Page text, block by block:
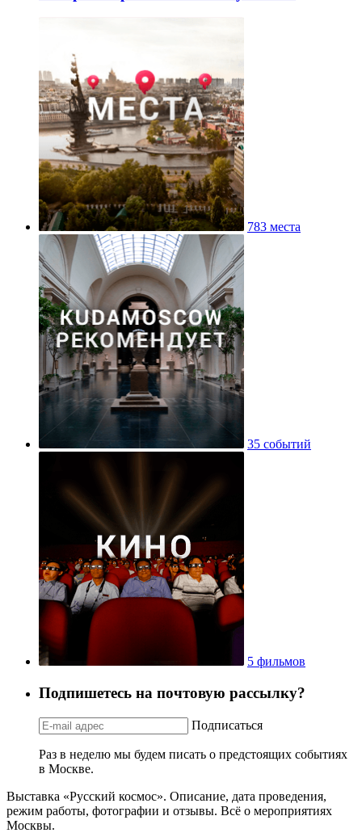
783 места
35 событий
5 фильмов
Подпишетесь на почтовую рассылку?
Подписаться
Раз в неделю мы будем писать о предстоящих событиях
в Москве.
Выставка «Русский космос». Описание, дата проведения,
режим работы, фотографии и отзывы. Всё о мероприятиях
Москвы.